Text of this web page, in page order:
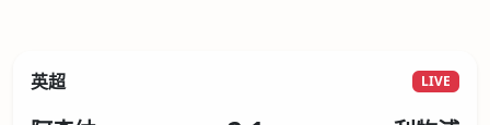
英超 LIVE